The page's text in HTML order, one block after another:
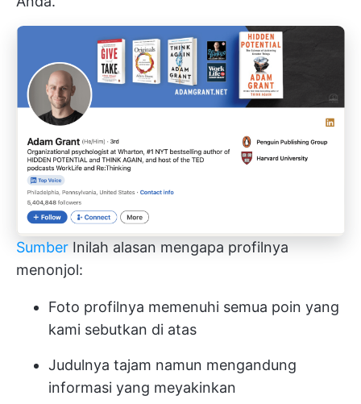
Sumber Inilah alasan mengapa profilnya
menonjol:
Foto profilnya memenuhi semua poin yang
kami sebutkan di atas
Judulnya tajam namun mengandung
informasi yang meyakinkan